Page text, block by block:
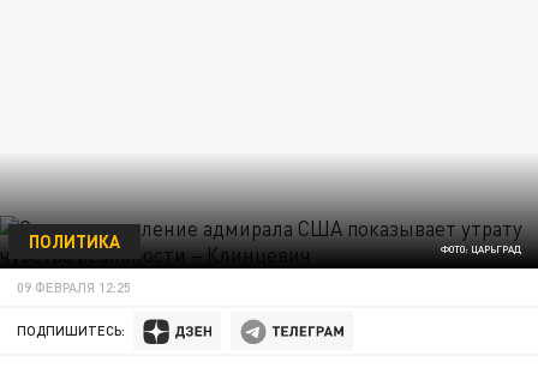
ФОТО: ЦАРЬГРАД
ПОЛИТИКА
09 ФЕВРАЛЯ 12:25
ПОДПИШИТЕСЬ: